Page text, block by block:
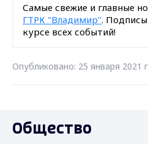
Самые свежие и главные
ГТРК "Владимир".
курсе всех событий!
Опубликовано: 25 января 2021
Общество